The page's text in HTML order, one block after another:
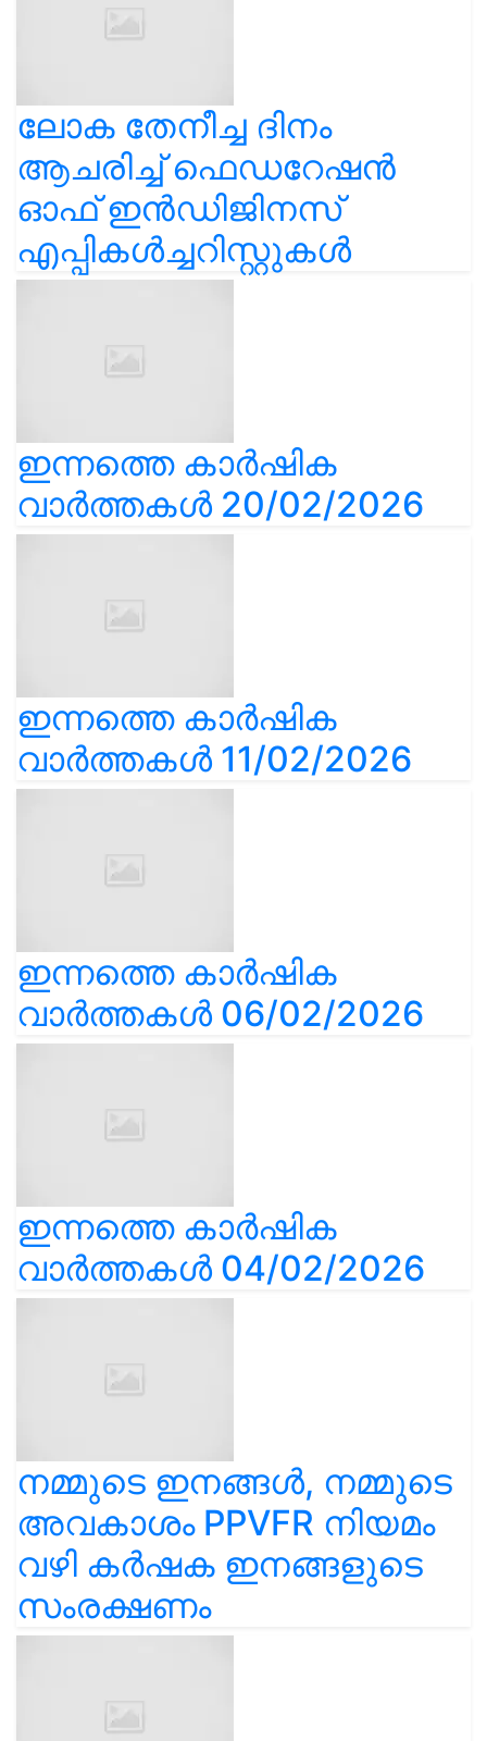
ലോക തേനീച്ച ദിനം
ആചരിച്ച് ഫെഡറേഷൻ
ഓഫ് ഇൻഡിജിനസ്
എപ്പികൾച്ചറിസ്റ്റുകൾ
ഇന്നത്തെ കാർഷിക
വാർത്തകൾ 20/02/2026
ഇന്നത്തെ കാർഷിക
വാർത്തകൾ 11/02/2026
ഇന്നത്തെ കാർഷിക
വാർത്തകൾ 06/02/2026
ഇന്നത്തെ കാർഷിക
വാർത്തകൾ 04/02/2026
നമ്മുടെ ഇനങ്ങൾ, നമ്മുടെ
അവകാശം PPVFR നിയമം
വഴി കർഷക ഇനങ്ങളുടെ
സംരക്ഷണം